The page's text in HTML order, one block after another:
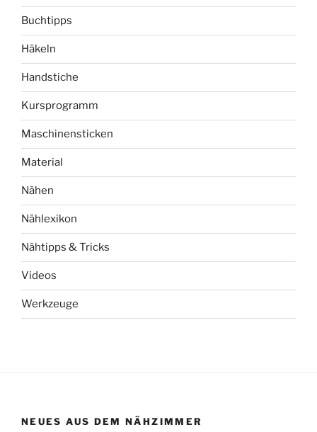
Buchtipps
Häkeln
Handstiche
Kursprogramm
Maschinensticken
Material
Nähen
Nählexikon
Nähtipps & Tricks
Videos
Werkzeuge
NEUES AUS DEM NÄHZIMMER